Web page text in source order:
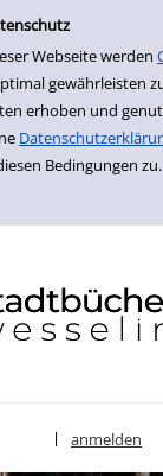
Webseite werden
gewährleisten
erhoben und
Bedingungen zu.
anmelden